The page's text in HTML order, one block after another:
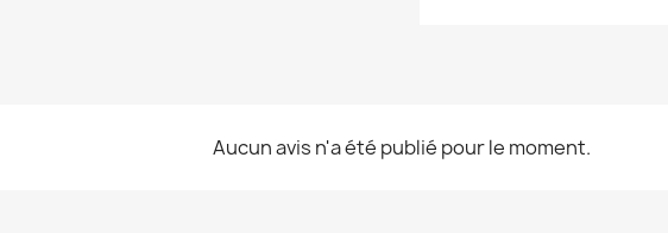
Aucun avis n'a été publié pour le moment.